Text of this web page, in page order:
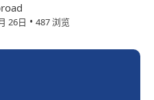
26日 • 487 浏览